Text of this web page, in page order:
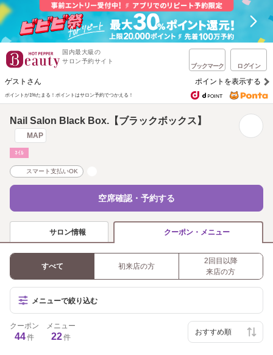
国内最大級の
サロン予約サイト
ブックマーク ログイン
ゲストさん ポイントを表示する
ポイントが1%たまる！ ポイントはサロン予約でつかえる！
Nail Salon Black Box.【ブラックボックス】
MAP
ﾈｲﾙ
スマート支払いOK
空席確認・予約する
サロン情報 クーポン・メニュー
すべて 初来店の方
2回目以降
来店の方
メニューで絞り込む
クーポン
44件
メニュー
22件